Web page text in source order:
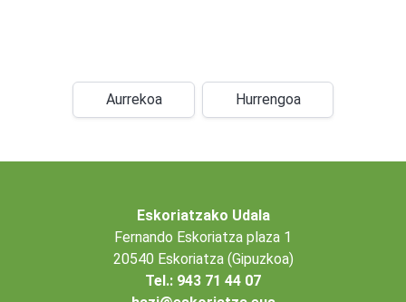
Aurrekoa Hurrengoa
Eskoriatzako Udala
Fernando Eskoriatza plaza 1
20540 Eskoriatza (Gipuzkoa)
Tel.: 943 71 44 07